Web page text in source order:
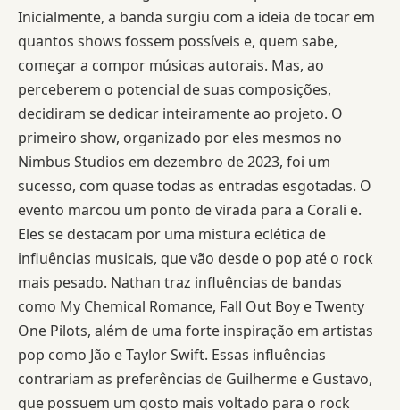
Inicialmente, a banda surgiu com a ideia de tocar em
quantos shows fossem possíveis e, quem sabe,
começar a compor músicas autorais. Mas, ao
perceberem o potencial de suas composições,
decidiram se dedicar inteiramente ao projeto. O
primeiro show, organizado por eles mesmos no
Nimbus Studios em dezembro de 2023, foi um
sucesso, com quase todas as entradas esgotadas. O
evento marcou um ponto de virada para a Corali e.
Eles se destacam por uma mistura eclética de
influências musicais, que vão desde o pop até o rock
mais pesado. Nathan traz influências de bandas
como My Chemical Romance, Fall Out Boy e Twenty
One Pilots, além de uma forte inspiração em artistas
pop como Jão e Taylor Swift. Essas influências
contrariam as preferências de Guilherme e Gustavo,
que possuem um gosto mais voltado para o rock